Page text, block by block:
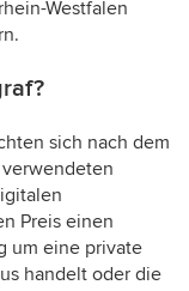
Westfalen
sich nach dem
Preis einen
um eine private
handelt oder die